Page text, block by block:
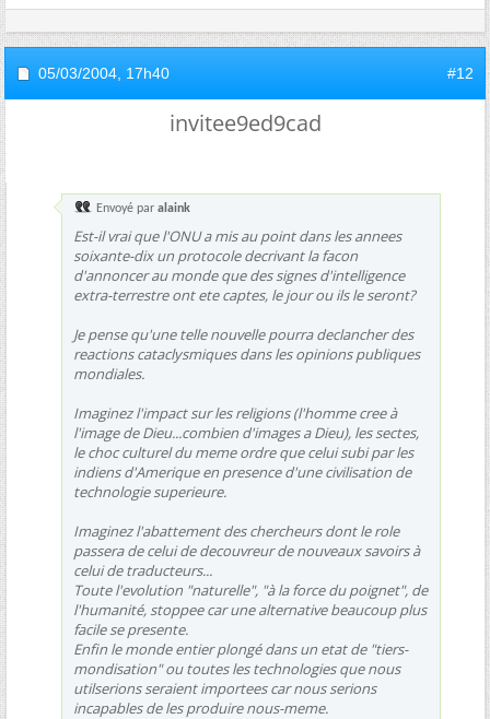
05/03/2004, 17h40 #12
invitee9ed9cad
Envoyé par alaink
Est-il vrai que l'ONU a mis au point dans les annees
soixante-dix un protocole decrivant la facon
d'annoncer au monde que des signes d'intelligence
extra-terrestre ont ete captes, le jour ou ils le seront?
Je pense qu'une telle nouvelle pourra declancher des
reactions cataclysmiques dans les opinions publiques
mondiales.
Imaginez l'impact sur les religions (l'homme cree à
l'image de Dieu...combien d'images a Dieu), les sectes,
le choc culturel du meme ordre que celui subi par les
indiens d'Amerique en presence d'une civilisation de
technologie superieure.
Imaginez l'abattement des chercheurs dont le role
passera de celui de decouvreur de nouveaux savoirs à
celui de traducteurs...
Toute l'evolution "naturelle", "à la force du poignet", de
l'humanité, stoppee car une alternative beaucoup plus
facile se presente.
Enfin le monde entier plongé dans un etat de "tiers-
mondisation" ou toutes les technologies que nous
utilserions seraient importees car nous serions
incapables de les produire nous-meme.